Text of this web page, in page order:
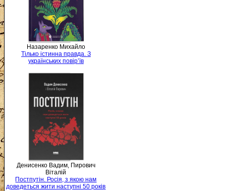
Назаренко Михайло
Тілько істинна правда. З
українських повір’їв
Денисенко Вадим, Пирович
Віталій
Постпутін. Росія, з якою нам
доведеться жити наступні 50 років